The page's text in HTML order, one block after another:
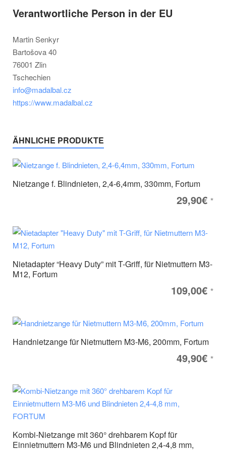
Verantwortliche Person in der EU
Martin Senkyr
Bartošova 40
76001 Zlin
Tschechien
info@madalbal.cz
https://www.madalbal.cz
ÄHNLICHE PRODUKTE
Nietzange f. Blindnieten, 2,4-6,4mm, 330mm, Fortum
29,90€ *
Nietadapter “Heavy Duty” mit T-Griff, für Nietmuttern M3-
M12, Fortum
109,00€ *
Handnietzange für Nietmuttern M3-M6, 200mm, Fortum
49,90€ *
Kombi-Nietzange mit 360° drehbarem Kopf für
Einnietmuttern M3-M6 und Blindnieten 2,4-4,8 mm,